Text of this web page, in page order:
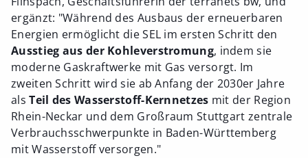
ergänzt: "Während des Ausbaus der erneuerbaren
Energien ermöglicht die SEL im ersten Schritt den
Ausstieg aus der Kohleverstromung, indem sie
moderne Gaskraftwerke mit Gas versorgt. Im
zweiten Schritt wird sie ab Anfang der 2030er Jahre
alsTeil des Wasserstoff-Kernnetzes mit der Region
Rhein-Neckar und dem Großraum Stuttgart zentrale
Verbrauchsschwerpunkte in Baden-Württemberg
mit Wasserstoff versorgen."